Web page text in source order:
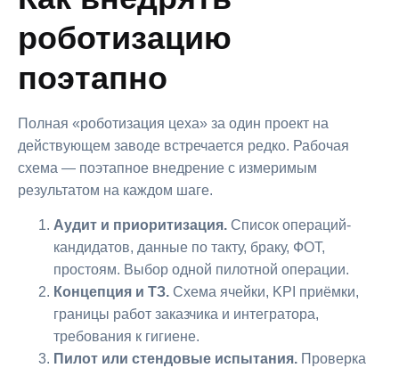
роботизацию
поэтапно
Полная «роботизация цеха» за один проект на
действующем заводе встречается редко. Рабочая
схема — поэтапное внедрение с измеримым
результатом на каждом шаге.
Аудит и приоритизация. Список операций-
кандидатов, данные по такту, браку, ФОТ,
простоям. Выбор одной пилотной операции.
Концепция и ТЗ. Схема ячейки, KPI приёмки,
границы работ заказчика и интегратора,
требования к гигиене.
Пилот или стендовые испытания. Проверка